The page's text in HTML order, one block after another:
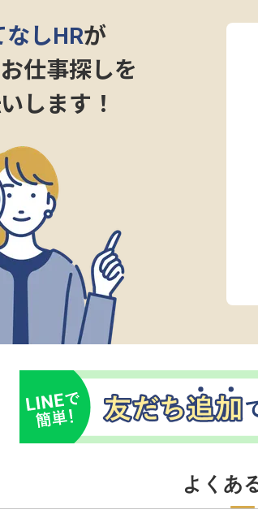
なしHRが
仕事探しを
します！
よくあ